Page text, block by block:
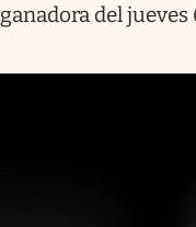
ganadora del jueves